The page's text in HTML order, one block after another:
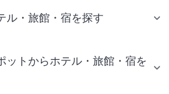
ル・旅館・宿を探す
ットからホテル・旅館・宿を